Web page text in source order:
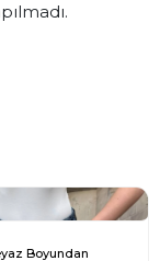
Boyundan